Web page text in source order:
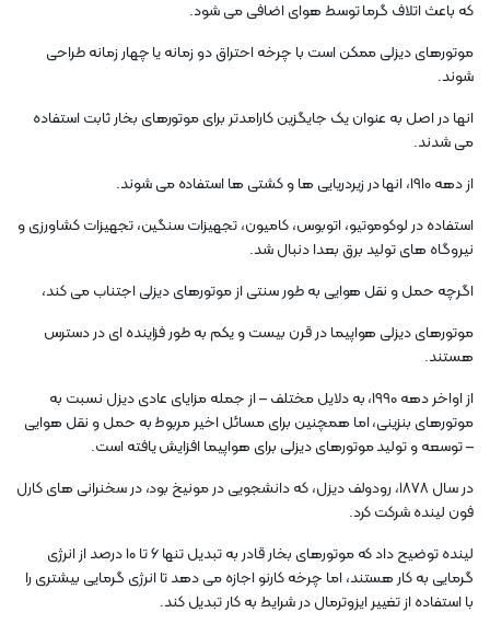
که باعث اتلاف گرما توسط هوای اضافی می شود.
موتورهای دیزلی ممکن است با چرخه احتراق دو زمانه یا چهار زمانه طراحی
شوند.
انها در اصل به عنوان یک جایگزین کارامدتر برای موتورهای بخار ثابت استفاده
می شدند.
از دهه 1910، انها در زیردریایی ها و کشتی ها استفاده می شوند.
استفاده در لوکوموتیو، اتوبوس، کامیون، تجهیزات سنگین، تجهیزات کشاورزی و
نیروگاه های تولید برق بعدا دنبال شد.
اگرچه حمل و نقل هوایی به طور سنتی از موتورهای دیزلی اجتناب می کند،
موتورهای دیزلی هواپیما در قرن بیست و یکم به طور فزاینده ای در دسترس
هستند.
از اواخر دهه 1990، به دلایل مختلف – از جمله مزایای عادی دیزل نسبت به
موتورهای بنزینی، اما همچنین برای مسائل اخیر مربوط به حمل و نقل هوایی
– توسعه و تولید موتورهای دیزلی برای هواپیما افزایش یافته است.
در سال 1878، رودولف دیزل، که دانشجویی در مونیخ بود، در سخنرانی های کارل
فون لینده شرکت کرد.
لینده توضیح داد که موتورهای بخار قادر به تبدیل تنها ۶ تا ۱۰ درصد از انرژی
گرمایی به کار هستند، اما چرخه کارنو اجازه می دهد تا انرژی گرمایی بیشتری را
با استفاده از تغییر ایزوترمال در شرایط به کار تبدیل کند.